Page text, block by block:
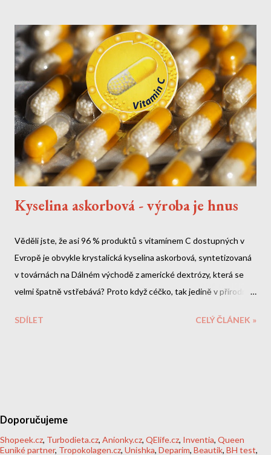
látku známou také jako toluen. Tato chemikálie: Je klasifikována
jako nervové činidlo Byla používána v biologické válce Může
způsobit nevratné poškození nervového systému Není uvedena
v příbalovém letáku Jak se toxin...
Kyselina askorbová - výroba je hnus
Věděli jste, že asi 96 % produktů s vitamínem C dostupných v
Evropě je obvykle krystalická kyselina askorbová, syntetizovaná
v továrnách na Dálném východě z americké dextrózy, která se
velmi špatně vstřebává? Proto když céčko, tak jedině v přírodní
SDÍLET
CELÝ ČLÁNEK »
Doporučujeme
Shopeek.cz, Turbodieta.cz, Anionky.cz, QElife.cz, Inventia, Queen
Euniké partner, Tropokolagen.cz, Unishka, Deparim, Beautik, BH test,